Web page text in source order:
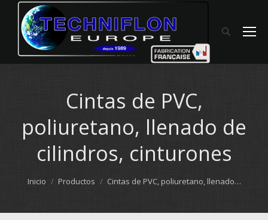
Cintas de PVC,
poliuretano, llenado de
cilindros, cinturones
Estás aquí:
Inicio Productos Cintas de PVC, poliuretano, llenado…